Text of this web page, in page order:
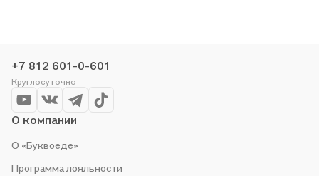
+7 812 601-0-601
Круглосуточно
О компании
О «Буквоеде»
Программа лояльности